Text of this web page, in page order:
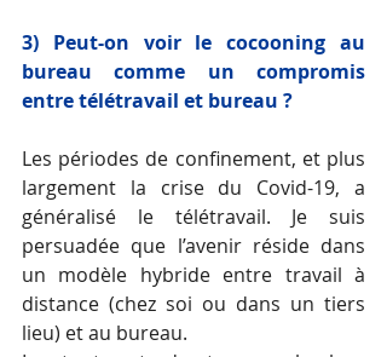
3) Peut-on voir le cocooning au
bureau comme un compromis
entre télétravail et bureau ?
Les périodes de confinement, et plus
largement la crise du Covid-19, a
généralisé le télétravail. Je suis
persuadée que l’avenir réside dans
un modèle hybride entre travail à
distance (chez soi ou dans un tiers
lieu) et au bureau.